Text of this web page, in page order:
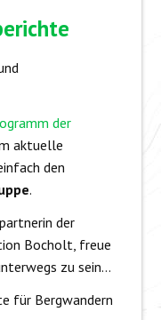
der
aktuelle
den
.
der
Bocholt, freue
zu sein…
für Bergwandern